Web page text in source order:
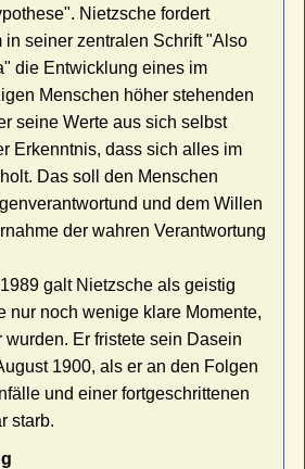
Nietzsche fordert
in seiner zentralen Schrift "Also
die Entwicklung eines im
Menschen höher stehenden
seine Werte aus sich selbst
Erkenntnis, dass sich alles im
Das soll den Menschen
und dem Willen
der wahren Verantwortung
galt Nietzsche als geistig
nur noch wenige klare Momente,
wurden. Er fristete sein Dasein
1900, als er an den Folgen
und einer fortgeschrittenen
starb.